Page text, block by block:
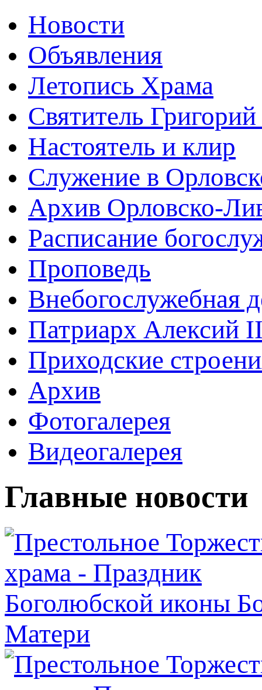
Новости
Объявления
Летопись Храма
Святитель
Настоятель и клир
Служение в
Архив Орловско-
Расписание
Проповедь
Внебогослужебная
Патриарх Алексий
Приходские
Архив
Фотогалерея
Видеогалерея
Главные новости